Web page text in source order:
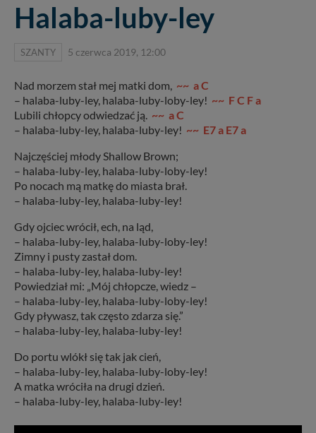
Halaba-luby-ley
SZANTY 5 czerwca 2019, 12:00
Nad morzem stał mej matki dom, ~~ a C
– halaba-luby-ley, halaba-luby-loby-ley! ~~ F C F a
Lubili chłopcy odwiedzać ją. ~~ a C
– halaba-luby-ley, halaba-luby-ley! ~~ E7 a E7 a
Najczęściej młody Shallow Brown;
– halaba-luby-ley, halaba-luby-loby-ley!
Po nocach mą matkę do miasta brał.
– halaba-luby-ley, halaba-luby-ley!
Gdy ojciec wrócił, ech, na ląd,
– halaba-luby-ley, halaba-luby-loby-ley!
Zimny i pusty zastał dom.
– halaba-luby-ley, halaba-luby-ley!
Powiedział mi: „Mój chłopcze, wiedz –
– halaba-luby-ley, halaba-luby-loby-ley!
Gdy pływasz, tak często zdarza się.”
– halaba-luby-ley, halaba-luby-ley!
Do portu wlókł się tak jak cień,
– halaba-luby-ley, halaba-luby-loby-ley!
A matka wróciła na drugi dzień.
– halaba-luby-ley, halaba-luby-ley!